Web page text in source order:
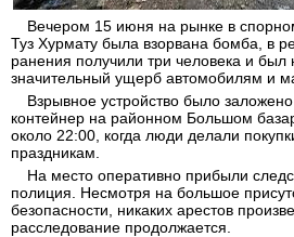
Вечером 15 июня на рынке в
Туз Хурмату была взорвана бомба, в
ранения получили три человека и был
значительный ущерб автомобилям и
Взрывное устройство было
контейнер на районном Большом
около 22:00, когда люди делали
праздникам.
На место оперативно прибыли
полиция. Несмотря на большое
безопасности, никаких арестов
расследование продолжается.